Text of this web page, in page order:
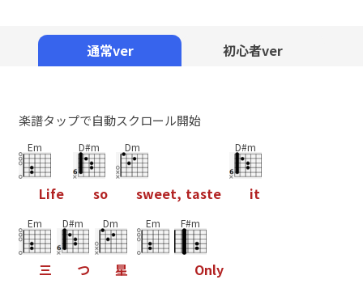
通常ver 初心者ver
楽譜タップで自動スクロール開始
Em
Life
D#m
so
Dm
sweet, taste
D#m
it
Em
三
D#m
つ
Dm
星
Em F#m
Only